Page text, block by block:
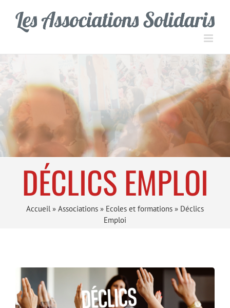
contenu
DÉCLICS EMPLOI
Accueil » Associations » Ecoles et formations » Déclics
Emploi